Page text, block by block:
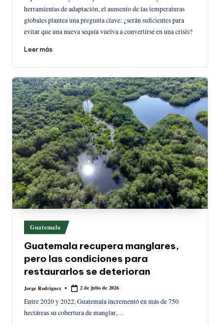
herramientas de adaptación, el aumento de las temperaturas
globales plantea una pregunta clave: ¿serán suficientes para
evitar que una nueva sequía vuelva a convertirse en una crisis?
Leer más
Publicado
en
Guatemala
Guatemala recupera manglares,
pero las condiciones para
restaurarlos se deterioran
Publicado
Jorge Rodríguez 2 de julio de 2026
Entre 2020 y 2022, Guatemala incrementó en más de 750
hectáreas su cobertura de manglar,…